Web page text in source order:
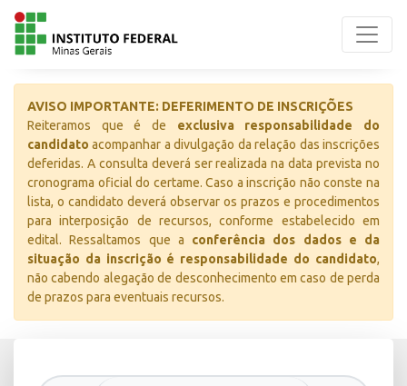
AVISO IMPORTANTE: DEFERIMENTO DE INSCRIÇÕES
Reiteramos que é de exclusiva responsabilidade do
candidato acompanhar a divulgação da relação das inscrições
deferidas. A consulta deverá ser realizada na data prevista no
cronograma oficial do certame. Caso a inscrição não conste na
lista, o candidato deverá observar os prazos e procedimentos
para interposição de recursos, conforme estabelecido em
edital. Ressaltamos que a conferência dos dados e da
situação da inscrição é responsabilidade do candidato,
não cabendo alegação de desconhecimento em caso de perda
de prazos para eventuais recursos.